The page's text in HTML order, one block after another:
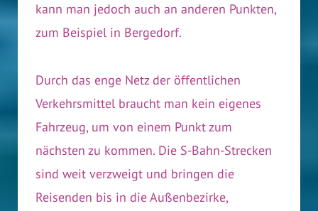
kann man jedoch auch an anderen Punkten,
zum Beispiel in Bergedorf.
Durch das enge Netz der öffentlichen
Verkehrsmittel braucht man kein eigenes
Fahrzeug, um von einem Punkt zum
nächsten zu kommen. Die S-Bahn-Strecken
sind weit verzweigt und bringen die
Reisenden bis in die Außenbezirke,